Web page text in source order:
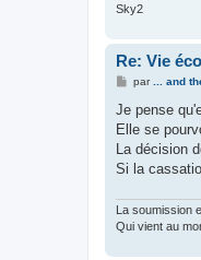
Sky2
Re: Vie
M
s
a
g
par ... and
Je pense
Elle se
La décision
Si la
La soumission
Qui vient au